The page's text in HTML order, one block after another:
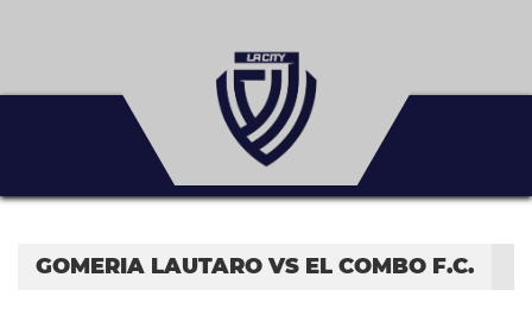
GOMERIA LAUTARO VS EL COMBO F.C.